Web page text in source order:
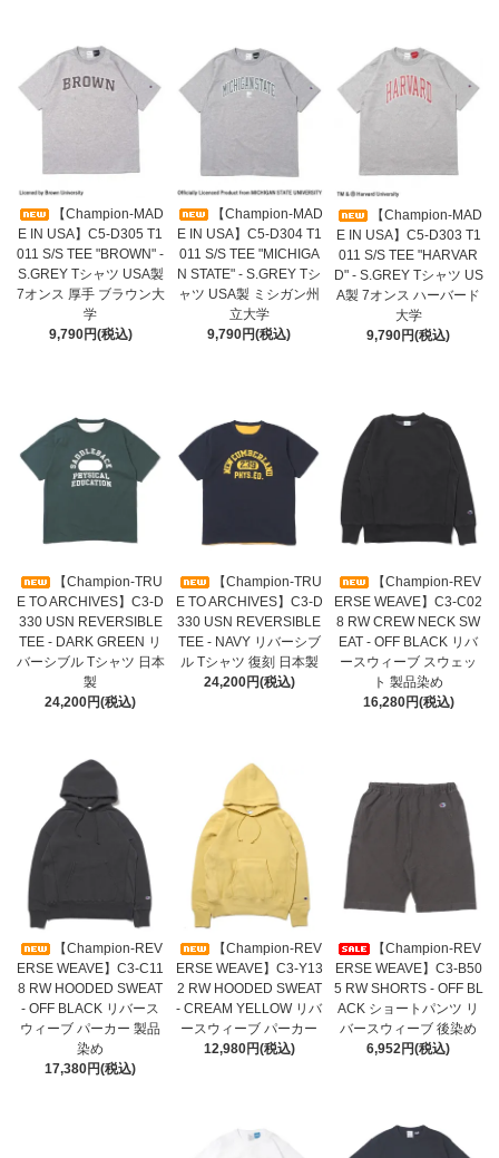
【Champion-MAD
E IN USA】C5-D305 T1
011 S/S TEE "BROWN" -
S.GREY Tシャツ USA製
7オンス 厚手 ブラウン大
学
9,790円(税込)
【Champion-MAD
E IN USA】C5-D304 T1
011 S/S TEE "MICHIGA
N STATE" - S.GREY Tシ
ャツ USA製 ミシガン州
立大学
9,790円(税込)
【Champion-MAD
E IN USA】C5-D303 T1
011 S/S TEE "HARVAR
D" - S.GREY Tシャツ US
A製 7オンス ハーバード
大学
9,790円(税込)
【Champion-TRU
E TO ARCHIVES】C3-D
330 USN REVERSIBLE
TEE - DARK GREEN リ
バーシブル Tシャツ 日本
製
24,200円(税込)
【Champion-TRU
E TO ARCHIVES】C3-D
330 USN REVERSIBLE
TEE - NAVY リバーシブ
ル Tシャツ 復刻 日本製
24,200円(税込)
【Champion-REV
ERSE WEAVE】C3-C02
8 RW CREW NECK SW
EAT - OFF BLACK リバ
ースウィーブ スウェッ
ト 製品染め
16,280円(税込)
【Champion-REV
ERSE WEAVE】C3-C11
8 RW HOODED SWEAT
- OFF BLACK リバース
ウィーブ パーカー 製品
染め
17,380円(税込)
【Champion-REV
ERSE WEAVE】C3-Y13
2 RW HOODED SWEAT
- CREAM YELLOW リバ
ースウィーブ パーカー
12,980円(税込)
【Champion-REV
ERSE WEAVE】C3-B50
5 RW SHORTS - OFF BL
ACK ショートパンツ リ
バースウィーブ 後染め
6,952円(税込)